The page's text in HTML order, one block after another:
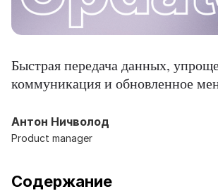
Быстрая передача данных,
коммуникация и обновленное
Антон Ничволод
Product manager
Содержание